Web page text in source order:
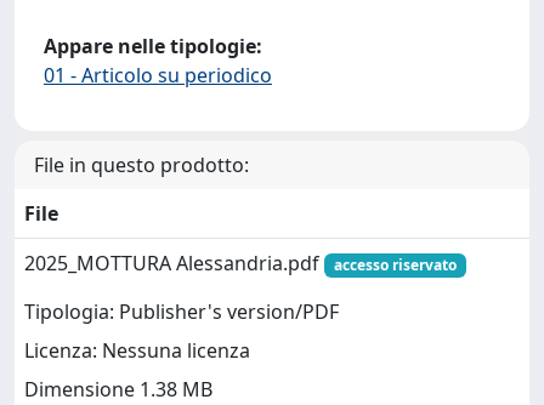
Appare nelle tipologie:
01 - Articolo su periodico
File in questo prodotto:
File
2025_MOTTURA Alessandria.pdf
accesso riservato
Tipologia: Publisher's version/PDF
Licenza: Nessuna licenza
Dimensione 1.38 MB